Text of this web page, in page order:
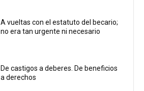
A vueltas con el estatuto del becario;
no era tan urgente ni necesario
De castigos a deberes. De beneficios
a derechos